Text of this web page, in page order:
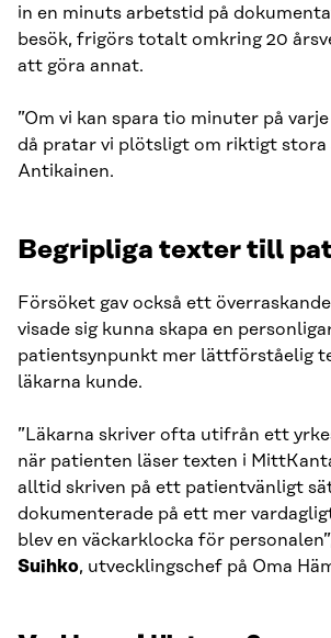
in en minuts arbetstid på
besök, frigörs totalt omkring 20
att göra annat.
”Om vi kan spara tio minuter på
då pratar vi plötsligt om riktigt stora
Antikainen.
Begripliga texter till
Försöket gav också ett
visade sig kunna skapa en
patientsynpunkt mer lättförståelig
läkarna kunde.
”Läkarna skriver ofta utifrån ett
när patienten läser texten i
alltid skriven på ett patientvänligt
dokumenterade på ett mer
blev en väckarklocka för
Suihko, utvecklingschef på Oma